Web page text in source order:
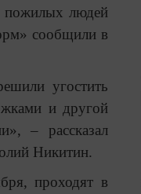
пожилых людей
сообщили в
угостить
и другой
– рассказал
Никитин.
проходят в